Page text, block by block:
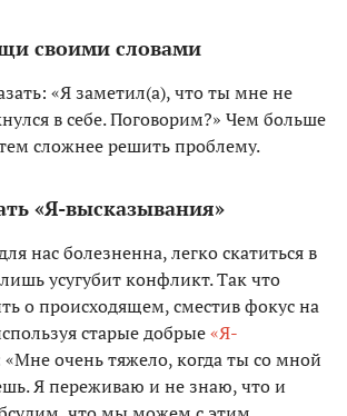
своими словами
«Я заметил(а), что ты мне не
в себе. Поговорим?» Чем больше
сложнее решить проблему.
«Я-высказывания»
нас болезненна, легко скатиться в
усугубит конфликт. Так что
о происходящем, сместив фокус на
старые добрые«Я-
«Мне очень тяжело, когда ты со мной
Я переживаю и не знаю, что и